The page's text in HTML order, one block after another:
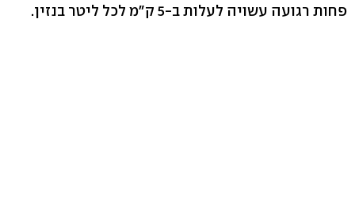
פחות רגועה עשויה לעלות ב-5 ק"מ לכל ליטר בנזין.